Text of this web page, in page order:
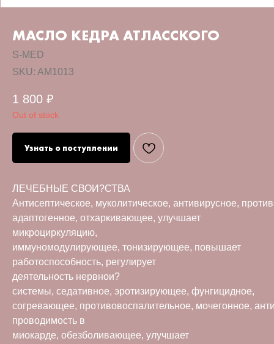
МАСЛО КЕДРА АТЛАССКОГО
S-MED
SKU: AM1013
1 800 ₽
Out of stock
Узнать о поступлении
ЛЕЧЕБНЫЕ СВОИ?СТВА
Антисептическое, муколитическое, антивирусное,
адаптогенное, отхаркивающее, улучшает
микроциркуляцию,
иммуномодулирующее, тонизирующее, повышает
работоспособность, регулирует
деятельность нервнои?
системы, седативное, эротизирующее, фунгицидное,
согревающее, противовоспалительное, мочегонное,
проводимость в
миокарде, обезболивающее, улучшает